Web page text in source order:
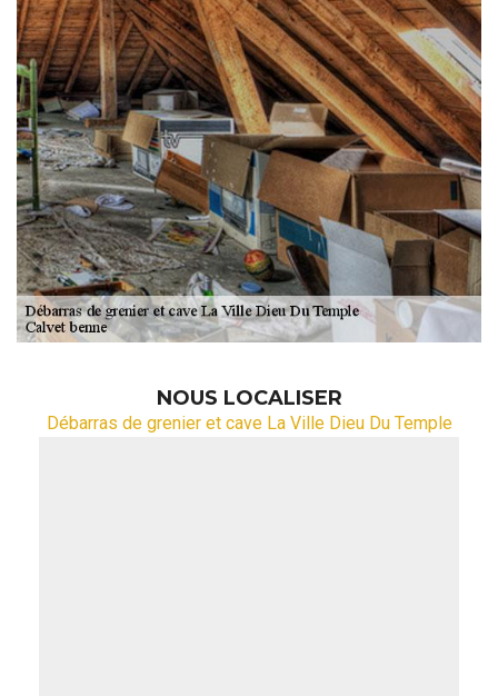
NOUS LOCALISER
Débarras de grenier et cave La Ville Dieu Du Temple